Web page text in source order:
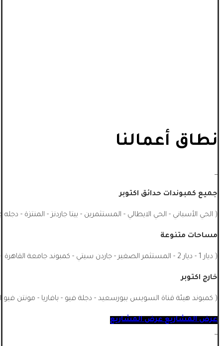
نطاق أعمالنا
_
جميع كمبوندات حدائق اكتوبر
( الحي الأسباني - الحي الايطالي - المستثمرين - بيتا جاردنز - المنتزة -
مساحات متنوعة
( ديار 1 - ديار 2 - المستثمر الصغير - جاردن سيتي - كمبوند جامعة القاهرة - الشيخ زايد - جميع احياء اكتوبر - اشجار سيتي - ماونتن فيو اكتوبر ...)
خارج اكتوبر
( كمبوند هيئة قناة السويس ببورسعيد - دجلة فيو - بافاريا - مونتن
عرض المشاريععرض المشاريع
_